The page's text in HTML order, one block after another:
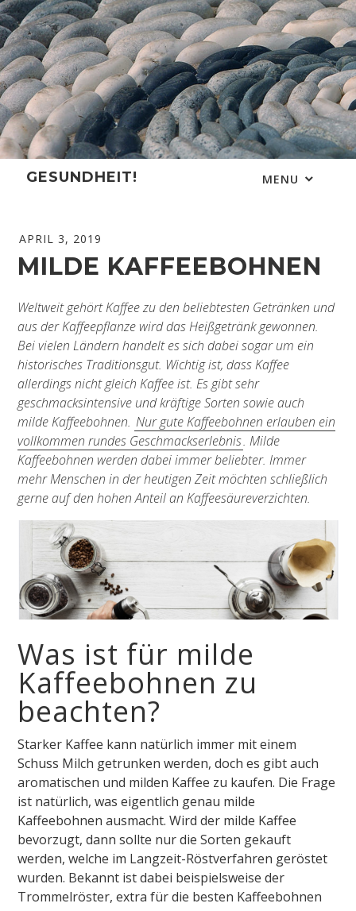
Skip
to
content
GESUNDHEIT! MENU
APRIL 3, 2019
MILDE KAFFEEBOHNEN
Weltweit gehört Kaffee zu den beliebtesten Getränken und
aus der Kaffeepflanze wird das Heißgetränk gewonnen.
Bei vielen Ländern handelt es sich dabei sogar um ein
historisches Traditionsgut. Wichtig ist, dass Kaffee
allerdings nicht gleich Kaffee ist. Es gibt sehr
geschmacksintensive und kräftige Sorten sowie auch
milde Kaffeebohnen. Nur gute Kaffeebohnen erlauben ein
vollkommen rundes Geschmackserlebnis. Milde
Kaffeebohnen werden dabei immer beliebter. Immer
mehr Menschen in der heutigen Zeit möchten schließlich
gerne auf den hohen Anteil an Kaffeesäureverzichten.
Was ist für milde
Kaffeebohnen zu
beachten?
Starker Kaffee kann natürlich immer mit einem
Schuss Milch getrunken werden, doch es gibt auch
aromatischen und milden Kaffee zu kaufen. Die Frage
ist natürlich, was eigentlich genau milde
Kaffeebohnen ausmacht. Wird der milde Kaffee
bevorzugt, dann sollte nur die Sorten gekauft
werden, welche im Langzeit-Röstverfahren geröstet
wurden. Bekannt ist dabei beispielsweise der
Trommelröster, extra für die besten Kaffeebohnen